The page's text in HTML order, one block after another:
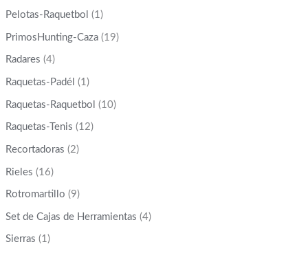
Pelotas-Raquetbol (1)
PrimosHunting-Caza (19)
Radares (4)
Raquetas-Padél (1)
Raquetas-Raquetbol (10)
Raquetas-Tenis (12)
Recortadoras (2)
Rieles (16)
Rotromartillo (9)
Set de Cajas de Herramientas (4)
Sierras (1)